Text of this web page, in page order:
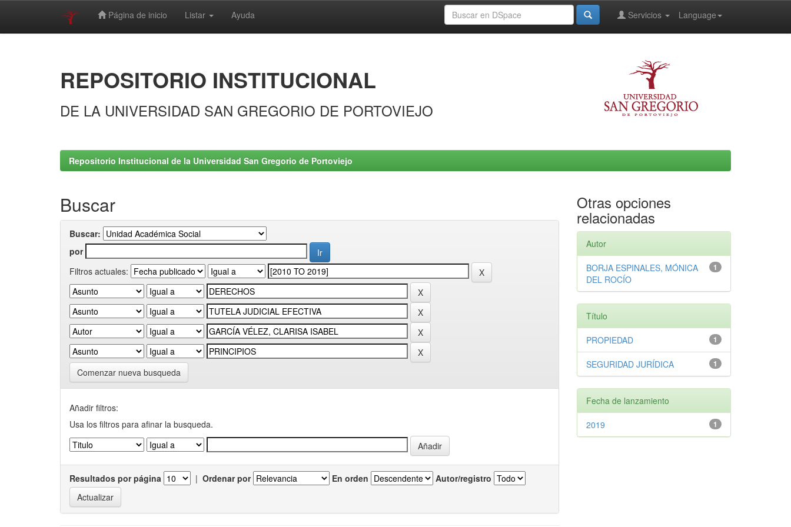
Página de inicio Listar Ayuda Language
Servicios
REPOSITORIO INSTITUCIONAL
DE LA UNIVERSIDAD SAN GREGORIO DE PORTOVIEJO
Repositorio Institucional de la Universidad San Gregorio de Portoviejo
Buscar
Buscar:
por
Filtros actuales:
Comenzar nueva busqueda
Añadir filtros:
Usa los filtros para afinar la busqueda.
Resultados por página | Ordenar por En orden Autor/registro
Otras opciones
relacionadas
Autor
1
BORJA ESPINALES, MÓNICA
DEL ROCÍO
Título
1
PROPIEDAD
1
SEGURIDAD JURÍDICA
Fecha de lanzamiento
1
2019